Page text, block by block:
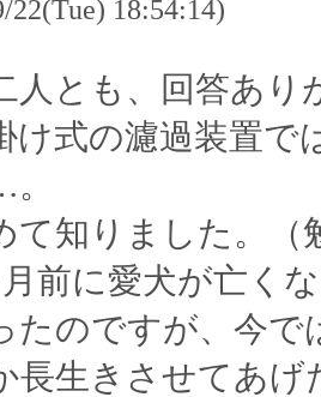
22(Tue) 18:54:14)
人とも、回答あり
け式の濾過装置で
て知りました。
前に愛犬が亡く
たのですが、今で
長生きさせてあ